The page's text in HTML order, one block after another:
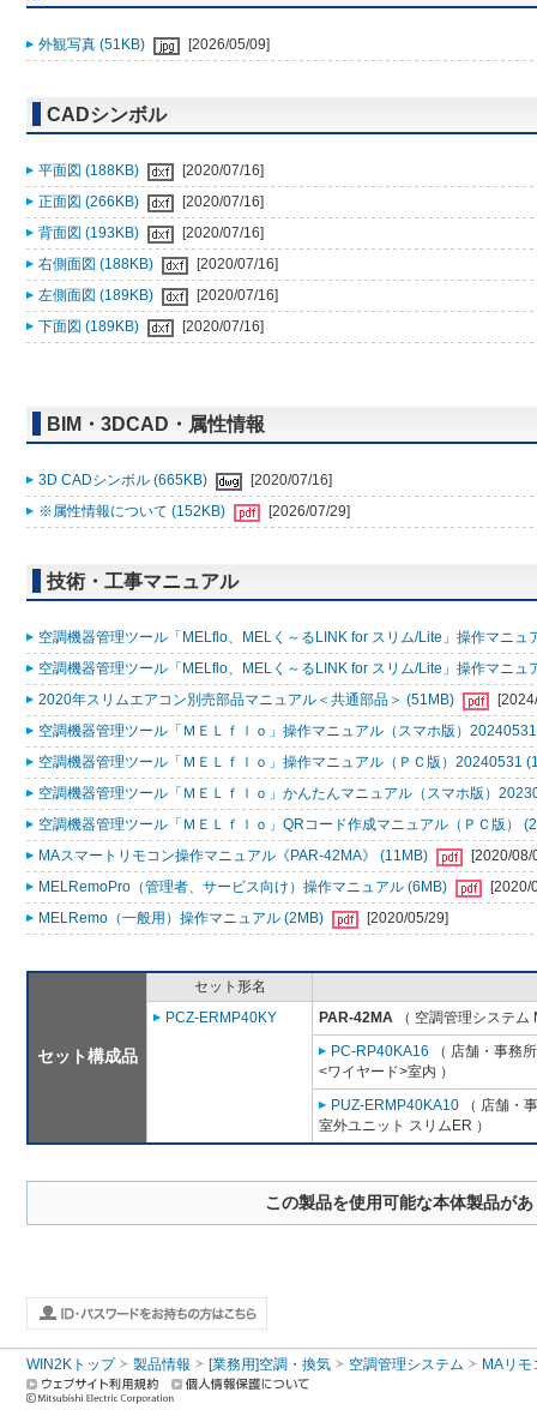
外観写真 (51KB) [2026/05/09]
CADシンボル
平面図 (188KB)
[2020/07/16]
正面図 (266KB)
[2020/07/16]
背面図 (193KB)
[2020/07/16]
右側面図 (188KB)
[2020/07/16]
左側面図 (189KB)
[2020/07/16]
下面図 (189KB)
[2020/07/16]
BIM・3DCAD・属性情報
3D CADシンボル (665KB)
[2020/07/16]
※属性情報について (152KB)
[2026/07/29]
技術・工事マニュアル
空調機器管理ツール「MELflo、MELく～るLINK for スリム/Lite」操作マニュ
空調機器管理ツール「MELflo、MELく～るLINK for スリム/Lite」操作マニュ
2020年スリムエアコン別売部品マニュアル＜共通部品＞ (51MB)
空調機器管理ツール「ＭＥＬｆｌｏ」操作マニュアル（スマホ版）
空調機器管理ツール「ＭＥＬｆｌｏ」操作マニュアル（ＰＣ版）20240531
空調機器管理ツール「ＭＥＬｆｌｏ」かんたんマニュアル（スマホ版）
空調機器管理ツール「ＭＥＬｆｌｏ」QRコード作成マニュアル（ＰＣ版）
MAスマートリモコン操作マニュアル《PAR-42MA》 (11MB)
[2020/08/
MELRemoPro（管理者、サービス向け）操作マニュアル (6MB)
[2020/
MELRemo（一般用）操作マニュアル (2MB)
[2020/05/29]
セット構成品
セット形名
PCZ-ERMP40KY
PAR-42MA （ 空調管理システム
PC-RP40KA16 （ 店舗・事務
<ワイヤード>室内 ）
PUZ-ERMP40KA10 （ 店舗・
室外ユニット スリムER ）
この製品を使用可能な本体製品が
WIN2Kトップ 製品情報 [業務用]空調・換気 空調管理システム MAリモ